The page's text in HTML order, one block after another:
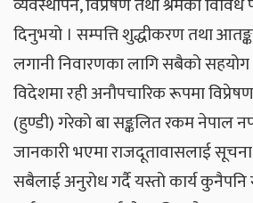
दिनुभयो । सम्पत्ति शुद्धीकरण तथा
लगानी निवारणका लागि सबैको सहयोग
विदेशमा रही अनौपचारिक रूपमा
(हुण्डी) गरेको बा सङ्कलित रकम नेपाल
जानकारी भएमा राजदूतावासलाई सूचना
सबैलाई अनुरोध गर्दै यस्तो कार्य